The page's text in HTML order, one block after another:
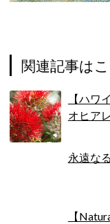
関連記事は
【ハワ
オヒア
永遠な
【